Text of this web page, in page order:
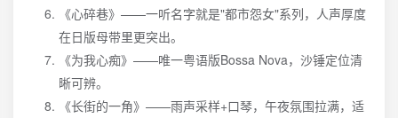
《心碎巷》——一听名字就是"都市怨女"系列，人声厚度
在日版母带里更突出。
《为我心痴》——唯一粤语版Bossa Nova，沙锤定位清
晰可辨。
《长街的一角》——雨声采样+口琴，午夜氛围拉满，适